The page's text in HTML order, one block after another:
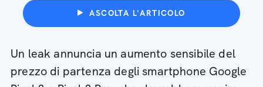
ASCOLTA L'ARTICOLO
Un leak annuncia un aumento sensibile del
prezzo di partenza degli smartphone Google